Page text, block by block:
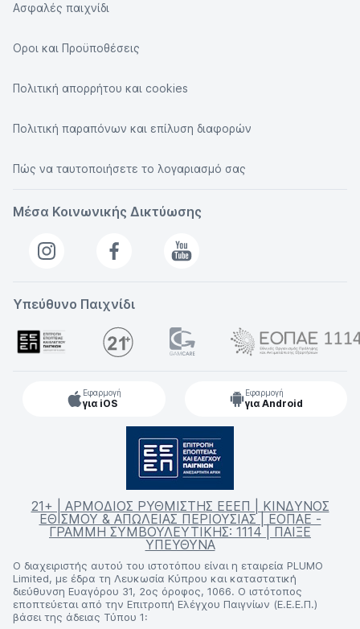
Ασφαλές παιχνίδι
Οροι και Προϋποθέσεις
Πολιτική απορρήτου και cookies
Πολιτική παραπόνων και επίλυση διαφορών
Πώς να ταυτοποιήσετε το λογαριασμό σας
Μέσα Κοινωνικής Δικτύωσης
Υπεύθυνο Παιχνίδι
Εφαρμογή
για iOS
Εφαρμογή
για Android
21+ | ΑΡΜΟΔΙΟΣ ΡΥΘΜΙΣΤΗΣ ΕΕΕΠ | ΚΙΝΔΥΝΟΣ
ΕΘΙΣΜΟΥ & ΑΠΩΛΕΙΑΣ ΠΕΡΙΟΥΣΙΑΣ | ΕΟΠΑΕ -
ΓΡΑΜΜΗ ΣΥΜΒΟΥΛΕΥΤΙΚΗΣ: 1114 | ΠΑΙΞΕ
ΥΠΕΥΘΥΝΑ
Ο διαχειριστής αυτού του ιστοτόπου είναι η εταιρεία PLUMO
Limited, με έδρα τη Λευκωσία Κύπρου και καταστατική
διεύθυνση Ευαγόρου 31, 2ος όροφος, 1066. Ο ιστότοπος
εποπτεύεται από την Επιτροπή Ελέγχου Παιγνίων (Ε.Ε.Ε.Π.)
βάσει της άδειας Τύπου 1: